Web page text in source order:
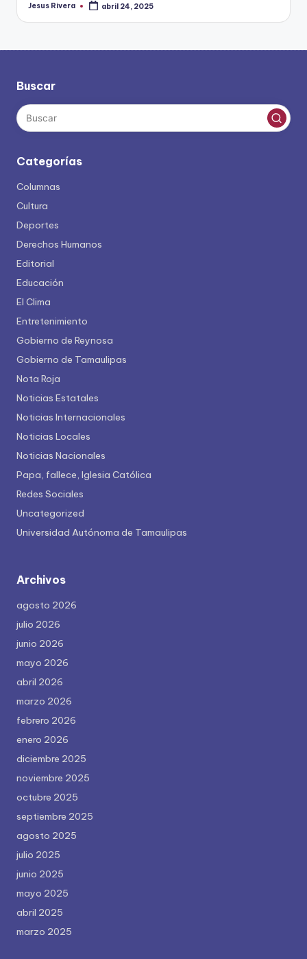
Publicado
Jesus Rivera abril 24, 2025
Buscar
Categorías
Columnas
Cultura
Deportes
Derechos Humanos
Editorial
Educación
El Clima
Entretenimiento
Gobierno de Reynosa
Gobierno de Tamaulipas
Nota Roja
Noticias Estatales
Noticias Internacionales
Noticias Locales
Noticias Nacionales
Papa, fallece, Iglesia Católica
Redes Sociales
Uncategorized
Universidad Autónoma de Tamaulipas
Archivos
agosto 2026
julio 2026
junio 2026
mayo 2026
abril 2026
marzo 2026
febrero 2026
enero 2026
diciembre 2025
noviembre 2025
octubre 2025
septiembre 2025
agosto 2025
julio 2025
junio 2025
mayo 2025
abril 2025
marzo 2025